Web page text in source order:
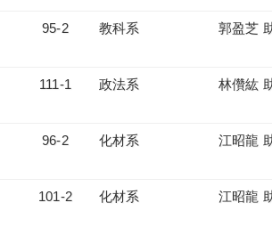
95-2 教科系 郭盈芝
111-1 政法系 林儹紘
96-2 化材系 江昭龍
101-2 化材系 江昭龍